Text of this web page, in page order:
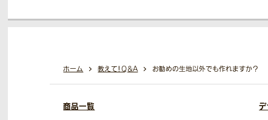
ホーム 教えて！Q＆A お勧めの生地以外でも作れますか？
商品一覧